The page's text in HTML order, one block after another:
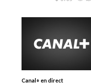
Canal+ en direct